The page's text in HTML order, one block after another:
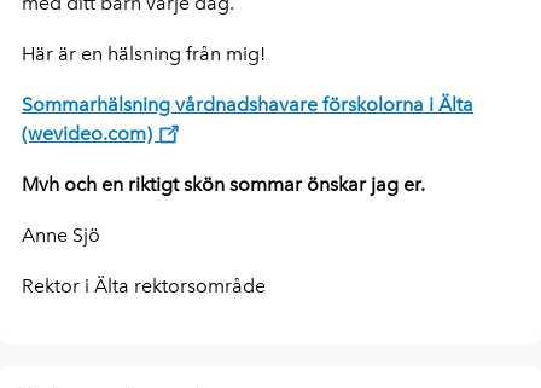
Här är en hälsning från mig!
Sommarhälsning vårdnadshavare förskolorna i Älta
(wevideo.com)
Mvh och en riktigt skön sommar önskar jag er.
Anne Sjö
Rektor i Älta rektorsområde